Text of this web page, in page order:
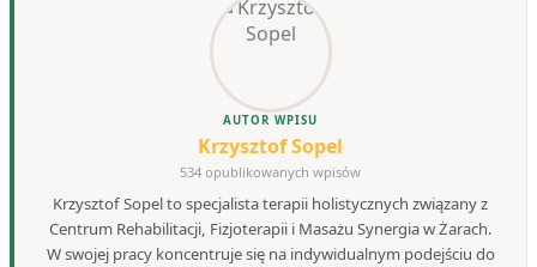
AUTOR WPISU
Krzysztof Sopel
534 opublikowanych wpisów
Krzysztof Sopel to specjalista terapii holistycznych związany z
Centrum Rehabilitacji, Fizjoterapii i Masażu Synergia w Żarach.
W swojej pracy koncentruje się na indywidualnym podejściu do